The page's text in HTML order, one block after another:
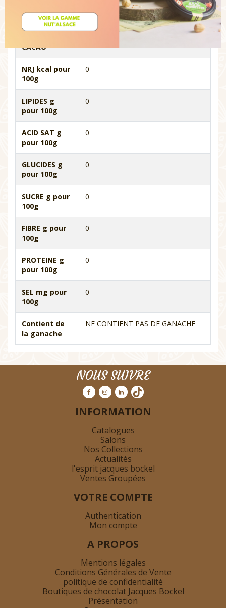
LAIT, NOISETTE, GLUTEN (BLE),
OEUFS, FRUIT A COQUE
CACAO
NRJ kcal pour
100g
0
LIPIDES g
pour 100g
0
ACID SAT g
pour 100g
0
GLUCIDES g
pour 100g
0
SUCRE g pour
100g
0
FIBRE g pour
100g
0
PROTEINE g
pour 100g
0
SEL mg pour
100g
0
Contient de
la ganache
NE CONTIENT PAS DE GANACHE
NOUS SUIVRE
INFORMATION
Catalogues
Salons
Nos Collections
Actualités
l'esprit jacques bockel
Ventes Groupées
VOTRE COMPTE
Authentication
Mon compte
A PROPOS
Mentions légales
Conditions Générales de Vente
politique de confidentialité
Boutiques de chocolat Jacques Bockel
Présentation